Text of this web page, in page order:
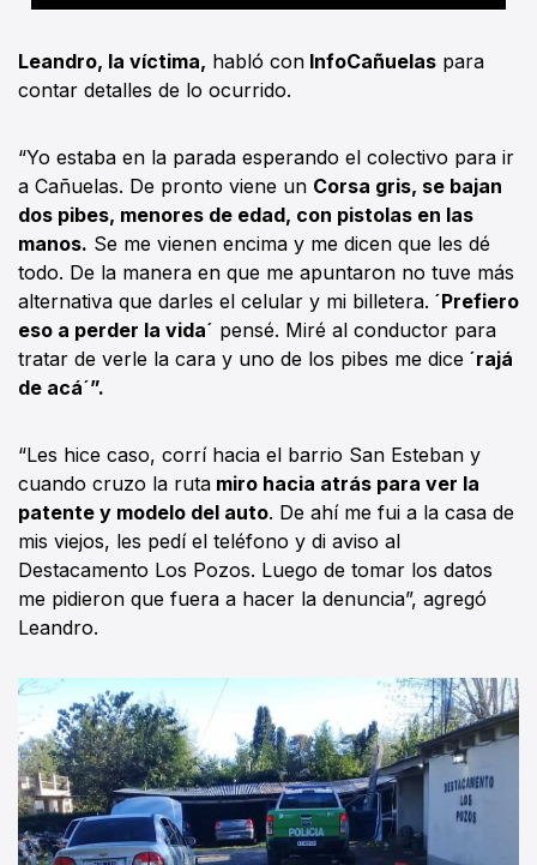
Leandro, la víctima, habló con InfoCañuelas para
contar detalles de lo ocurrido.
“Yo estaba en la parada esperando el colectivo para ir
a Cañuelas. De pronto viene un Corsa gris, se bajan
dos pibes, menores de edad, con pistolas en las
manos. Se me vienen encima y me dicen que les dé
todo. De la manera en que me apuntaron no tuve más
alternativa que darles el celular y mi billetera. ´Prefiero
eso a perder la vida´ pensé. Miré al conductor para
tratar de verle la cara y uno de los pibes me dice ´rajá
de acá´”.
“Les hice caso, corrí hacia el barrio San Esteban y
cuando cruzo la ruta miro hacia atrás para ver la
patente y modelo del auto. De ahí me fui a la casa de
mis viejos, les pedí el teléfono y di aviso al
Destacamento Los Pozos. Luego de tomar los datos
me pidieron que fuera a hacer la denuncia”, agregó
Leandro.